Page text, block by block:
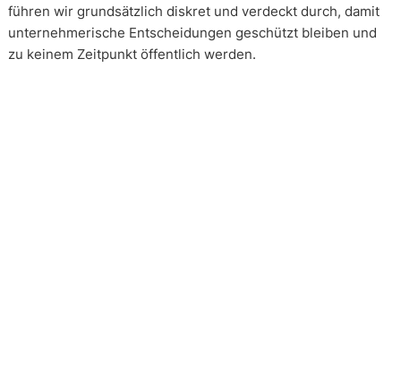
führen wir grundsätzlich diskret und verdeckt durch, damit
unternehmerische Entscheidungen geschützt bleiben und
zu keinem Zeitpunkt öffentlich werden.